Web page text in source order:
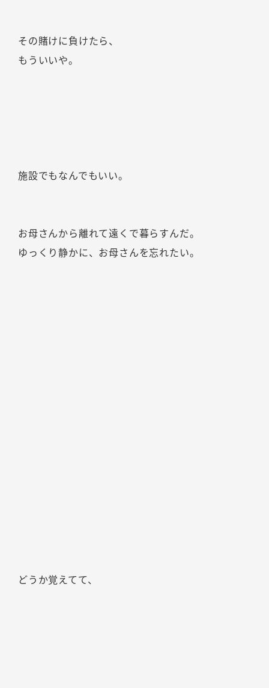
その賭けに負けたら、
もういいや。
施設でもなんでもいい。
お母さんから離れて遠くで暮らすんだ。
ゆっくり静かに、お母さんを忘れたい。
どうか覚えてて、